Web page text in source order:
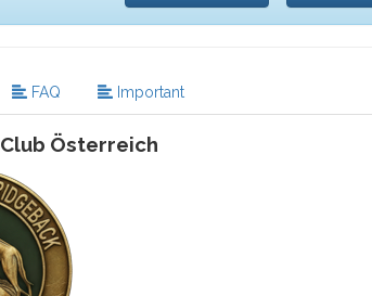
FAQ Important
Österreich